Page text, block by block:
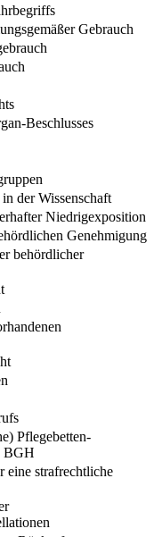
Gebrauch
Beschlusses
der Wissenschaft
Niedrigexposition
Genehmigung
behördlicher
Pflegebetten-
BGH
eine strafrechtliche